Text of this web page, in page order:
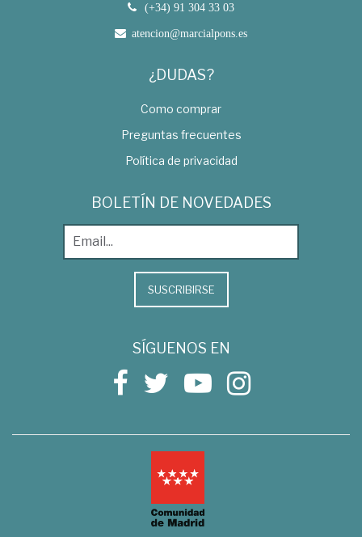
(+34) 91 304 33 03
atencion@marcialpons.es
¿DUDAS?
Como comprar
Preguntas frecuentes
Política de privacidad
BOLETÍN DE NOVEDADES
SUSCRIBIRSE
SÍGUENOS EN